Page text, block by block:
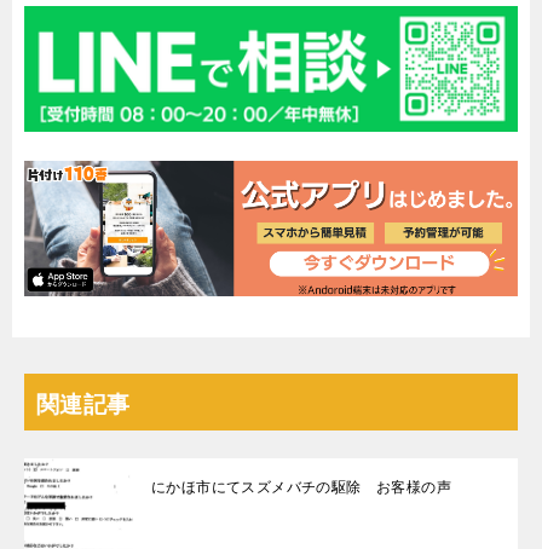
関連記事
にかほ市にてスズメバチの駆除 お客様の声